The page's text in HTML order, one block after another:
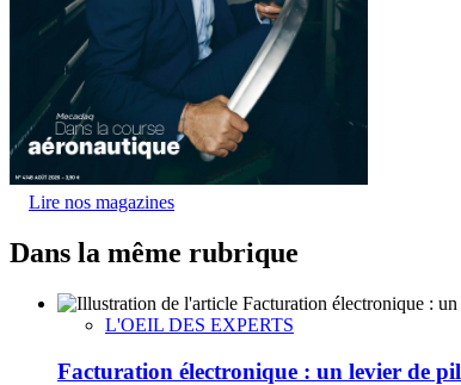
Lire nos magazines
Dans la même rubrique
L'OEIL DES EXPERTS
Facturation électronique : un levier de